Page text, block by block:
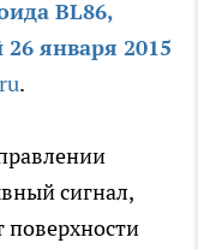
BL86,
января 2015
.
сигнал,
поверхности